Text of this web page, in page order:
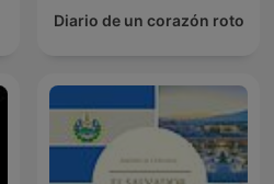
Diario de un corazón roto